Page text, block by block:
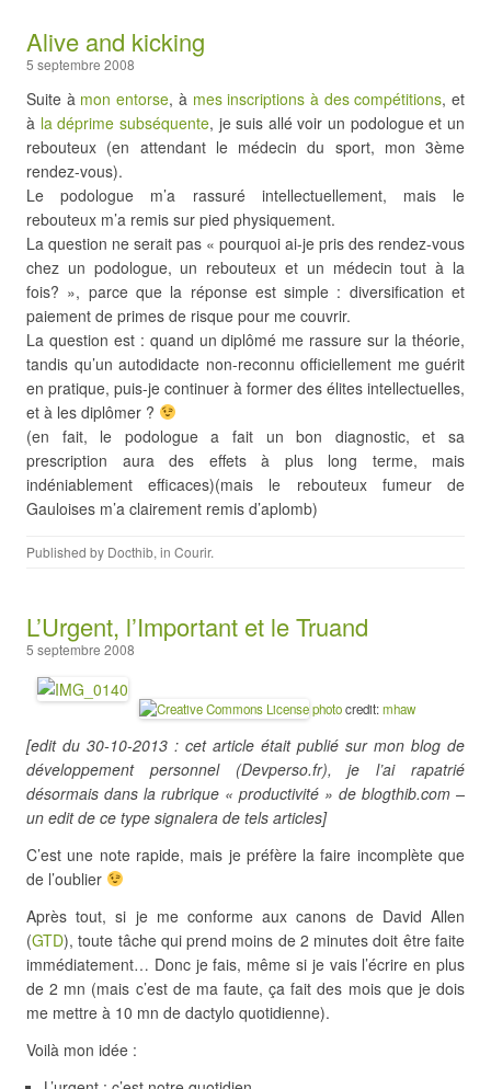
Alive and kicking
5 septembre 2008
Suite à mon entorse, à mes inscriptions à des compétitions, et
à la déprime subséquente, je suis allé voir un podologue et un
rebouteux (en attendant le médecin du sport, mon 3ème
rendez-vous).
Le podologue m’a rassuré intellectuellement, mais le
rebouteux m’a remis sur pied physiquement.
La question ne serait pas « pourquoi ai-je pris des rendez-vous
chez un podologue, un rebouteux et un médecin tout à la
fois? », parce que la réponse est simple : diversification et
paiement de primes de risque pour me couvrir.
La question est : quand un diplômé me rassure sur la théorie,
tandis qu’un autodidacte non-reconnu officiellement me guérit
en pratique, puis-je continuer à former des élites intellectuelles,
et à les diplômer ?
(en fait, le podologue a fait un bon diagnostic, et sa
prescription aura des effets à plus long terme, mais
indéniablement efficaces)(mais le rebouteux fumeur de
Gauloises m’a clairement remis d’aplomb)
Published by Docthib, in Courir.
L’Urgent, l’Important et le Truand
5 septembre 2008
photocredit:mhaw
[edit du 30-10-2013 : cet article était publié sur mon blog de
développement personnel (Devperso.fr), je l’ai rapatrié
désormais dans la rubrique « productivité » de blogthib.com –
un edit de ce type signalera de tels articles]
C’est une note rapide, mais je préfère la faire incomplète que
de l’oublier
Après tout, si je me conforme aux canons de David Allen
(GTD), toute tâche qui prend moins de 2 minutes doit être faite
immédiatement… Donc je fais, même si je vais l’écrire en plus
de 2 mn (mais c’est de ma faute, ça fait des mois que je dois
me mettre à 10 mn de dactylo quotidienne).
Voilà mon idée :